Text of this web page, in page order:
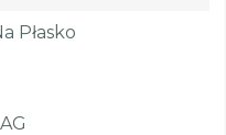
Płasko